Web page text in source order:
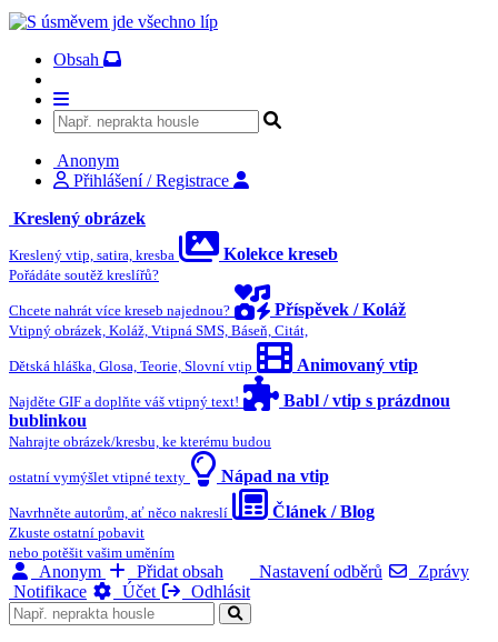
Obsah
Anonym
Přihlášení / Registrace
Kreslený obrázek
Kreslený vtip, satira, kresba Kolekce kreseb
Pořádáte soutěž kreslířů?
Chcete nahrát více kreseb najednou? Příspěvek / Koláž
Vtipný obrázek, Koláž, Vtipná SMS, Báseň, Citát,
Dětská hláška, Glosa, Teorie, Slovní vtip Animovaný vtip
Najděte GIF a doplňte váš vtipný text!
Babl / vtip s prázdnou
bublinkou
Nahrajte obrázek/kresbu, ke kterému budou
ostatní vymýšlet vtipné texty Nápad na vtip
Navrhněte autorům, ať něco nakreslí Článek / Blog
Zkuste ostatní pobavit
nebo potěšit vašim uměním
Anonym Přidat obsah Nastavení odběrů
Zprávy
Notifikace
Účet Odhlásit